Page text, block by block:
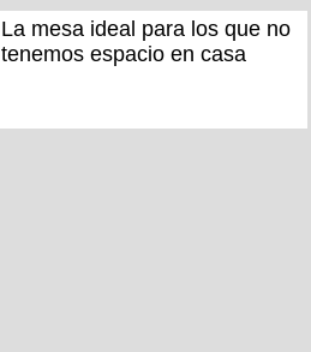
La mesa ideal para los que no
tenemos espacio en casa